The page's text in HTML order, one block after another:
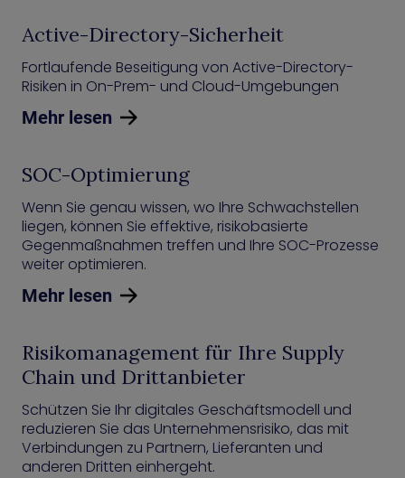
Active-Directory-Sicherheit
Fortlaufende Beseitigung von Active-Directory-
Risiken in On-Prem- und Cloud-Umgebungen
Mehr lesen
SOC-Optimierung
Wenn Sie genau wissen, wo Ihre Schwachstellen
liegen, können Sie effektive, risikobasierte
Gegenmaßnahmen treffen und Ihre SOC-Prozesse
weiter optimieren.
Mehr lesen
Risikomanagement für Ihre Supply
Chain und Drittanbieter
Schützen Sie Ihr digitales Geschäftsmodell und
reduzieren Sie das Unternehmensrisiko, das mit
Verbindungen zu Partnern, Lieferanten und
anderen Dritten einhergeht.